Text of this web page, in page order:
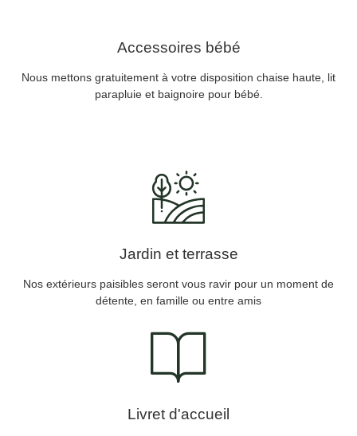
Accessoires bébé
Nous mettons gratuitement à votre disposition chaise haute, lit
parapluie et baignoire pour bébé.
Jardin et terrasse
Nos extérieurs paisibles seront vous ravir pour un moment de
détente, en famille ou entre amis
Livret d'accueil